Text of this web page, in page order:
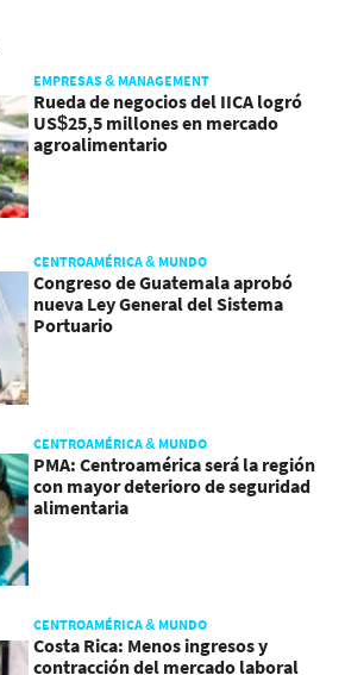
EMPRESAS & MANAGEMENT
Rueda de negocios del IICA logró
US$25,5 millones en mercado
agroalimentario
CENTROAMÉRICA & MUNDO
Congreso de Guatemala aprobó
nueva Ley General del Sistema
Portuario
CENTROAMÉRICA & MUNDO
PMA: Centroamérica será la región
con mayor deterioro de seguridad
alimentaria
CENTROAMÉRICA & MUNDO
Costa Rica: Menos ingresos y
contracción del mercado laboral